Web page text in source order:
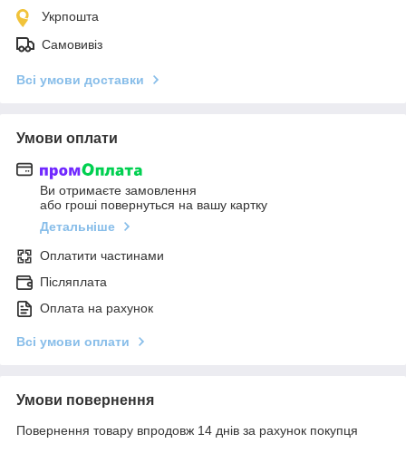
Укрпошта
Самовивіз
Всі умови доставки
Умови оплати
Ви отримаєте замовлення
або гроші повернуться на вашу картку
Детальніше
Оплатити частинами
Післяплата
Оплата на рахунок
Всі умови оплати
Умови повернення
Повернення товару впродовж 14 днів за рахунок покупця